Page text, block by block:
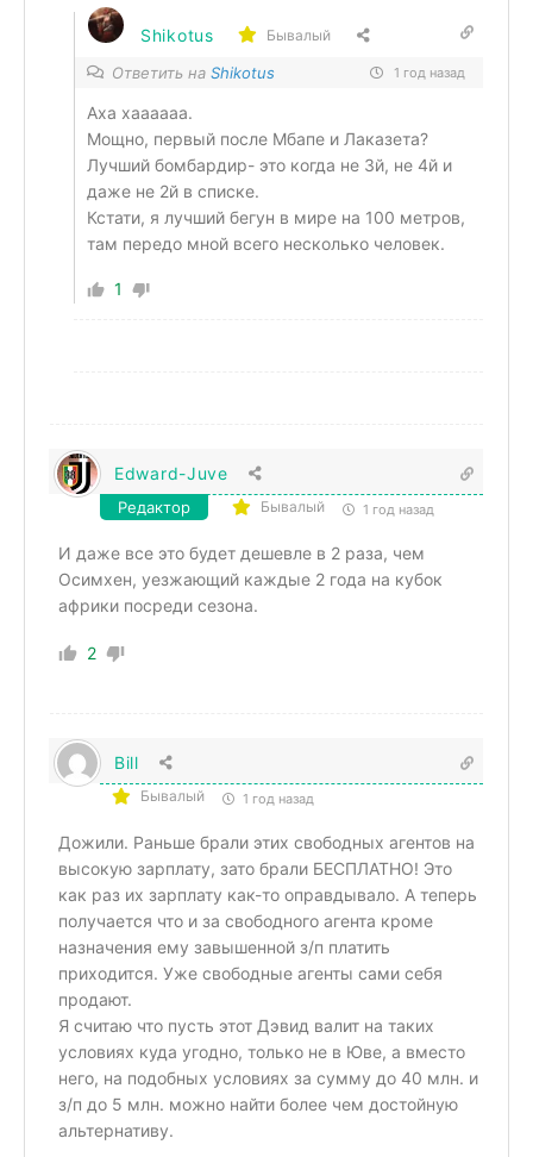
Shikotus Бывалый
Ответить на Shikotus 1 год назад
Аха хаааааа.
Мощно, первый после Мбапе и Лаказета?
Лучший бомбардир- это когда не 3й, не 4й и
даже не 2й в списке.
Кстати, я лучший бегун в мире на 100 метров,
там передо мной всего несколько человек.
1
Edward-Juve
Редактор Бывалый 1 год назад
И даже все это будет дешевле в 2 раза, чем
Осимхен, уезжающий каждые 2 года на кубок
африки посреди сезона.
2
Bill
Бывалый 1 год назад
Дожили. Раньше брали этих свободных агентов на
высокую зарплату, зато брали БЕСПЛАТНО! Это
как раз их зарплату как-то оправдывало. А теперь
получается что и за свободного агента кроме
назначения ему завышенной з/п платить
приходится. Уже свободные агенты сами себя
продают.
Я считаю что пусть этот Дэвид валит на таких
условиях куда угодно, только не в Юве, а вместо
него, на подобных условиях за сумму до 40 млн. и
з/п до 5 млн. можно найти более чем достойную
альтернативу.